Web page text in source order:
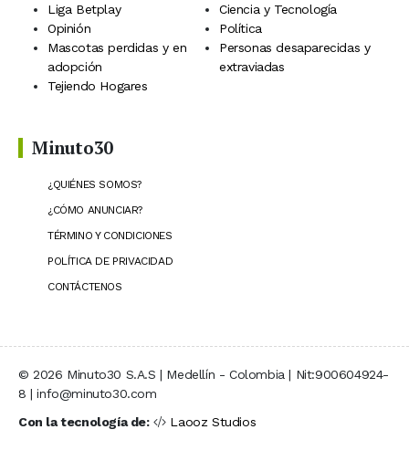
Liga Betplay
Ciencia y Tecnología
Opinión
Política
Mascotas perdidas y en
adopción
Personas desaparecidas y
extraviadas
Tejiendo Hogares
Minuto30
¿QUIÉNES SOMOS?
¿CÓMO ANUNCIAR?
TÉRMINO Y CONDICIONES
POLÍTICA DE PRIVACIDAD
CONTÁCTENOS
© 2026 Minuto30 S.A.S | Medellín - Colombia | Nit:900604924-
8 | info@minuto30.com
Con la tecnología de:
Laooz Studios